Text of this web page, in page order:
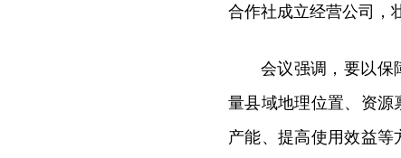
合作社成立经营公司，
会议强调，要以保
量县域地理位置、资源
产能、提高使用效益